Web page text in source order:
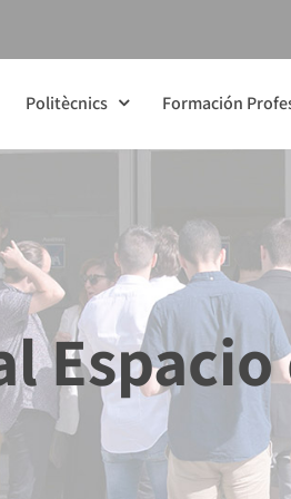
Politècnics Formación